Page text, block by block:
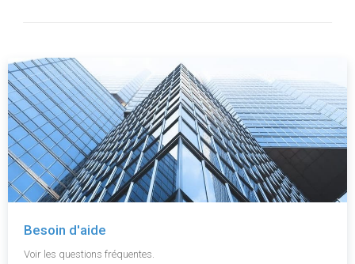
Besoin d'aide
Voir les questions fréquentes.